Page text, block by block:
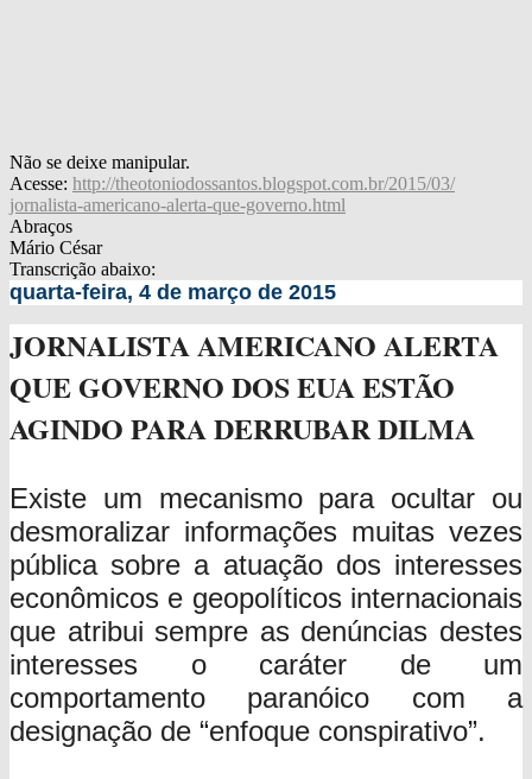
Não se deixe manipular.
Acesse: http://theotoniodossantos.blogspot.com.br/2015/03/
jornalista-americano-alerta-que-governo.html
Abraços
Mário César
Transcrição abaixo:
quarta-feira, 4 de março de 2015
JORNALISTA AMERICANO ALERTA
QUE GOVERNO DOS EUA ESTÃO
AGINDO PARA DERRUBAR DILMA
Existe um mecanismo para ocultar ou
desmoralizar informações muitas vezes
pública sobre a atuação dos interesses
econômicos e geopolíticos internacionais
que atribui sempre as denúncias destes
interesses o caráter de um
comportamento paranóico com a
designação de “enfoque conspirativo”.